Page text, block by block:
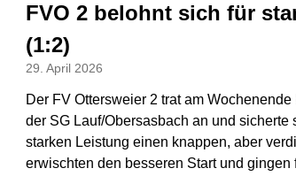
FVO 2 belohnt sich für
(1:2)
29. April 2026
Der FV Ottersweier 2 trat am
der SG Lauf/Obersasbach an und sicherte
starken Leistung einen knappen, aber
erwischten den besseren Start und